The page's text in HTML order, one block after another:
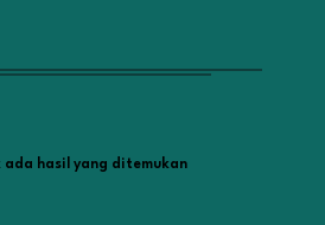
ada hasil yang ditemukan